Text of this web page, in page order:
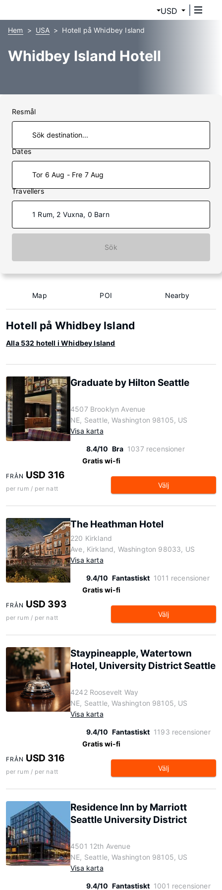
USD
Hem USA Hotell på Whidbey Island
Whidbey Island Hotell
Resmål
Dates
Tor 6 Aug - Fre 7 Aug
Travellers
1 Rum, 2 Vuxna, 0 Barn
Sök
Map POI Nearby
Hotell på Whidbey Island
Alla 532 hotell i Whidbey Island
Graduate by Hilton Seattle
4507 Brooklyn Avenue
NE, Seattle, Washington 98105, US
Visa karta
8.4/10 Bra 1037 recensioner
Gratis wi-fi
FRÅN USD 316
per rum / per natt Välj
The Heathman Hotel
220 Kirkland
Ave, Kirkland, Washington 98033, US
Visa karta
9.4/10 Fantastiskt 1011 recensioner
Gratis wi-fi
FRÅN USD 393
per rum / per natt Välj
Staypineapple, Watertown
Hotel, University District Seattle
4242 Roosevelt Way
NE, Seattle, Washington 98105, US
Visa karta
9.4/10 Fantastiskt 1193 recensioner
Gratis wi-fi
FRÅN USD 316
per rum / per natt Välj
Residence Inn by Marriott
Seattle University District
4501 12th Avenue
NE, Seattle, Washington 98105, US
Visa karta
9.4/10 Fantastiskt 1001 recensioner